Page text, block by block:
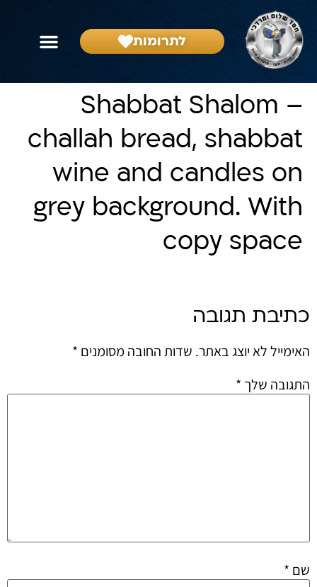
לתרומות
Shabbat Shalom –
challah bread, shabbat
wine and candles on
grey background. With
copy space
כתיבת תגובה
האימייל לא יוצג באתר. שדות החובה מסומנים *
התגובה שלך *
שם *